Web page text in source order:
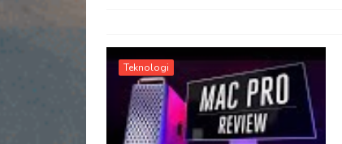
Teknologi